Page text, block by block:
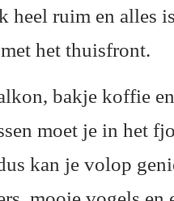
heel ruim en alles
het thuisfront.
bakje koffie
moet je in het
kan je volop